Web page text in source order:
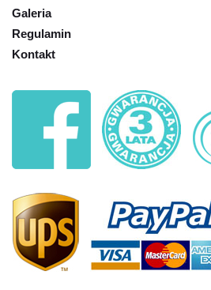
Galeria
Regulamin
Kontakt